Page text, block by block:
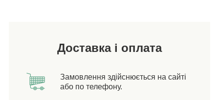
Доставка і оплата
Замовлення здійснюється на сайті
або по телефону.